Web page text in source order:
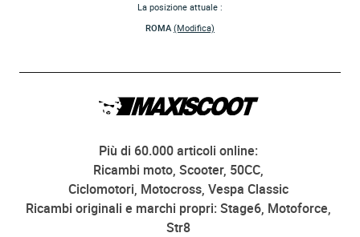
La posizione attuale :
ROMA (Modifica)
Più di 60.000 articoli online:
Ricambi moto, Scooter, 50CC,
Ciclomotori, Motocross, Vespa Classic
Ricambi originali e marchi propri: Stage6, Motoforce,
Str8